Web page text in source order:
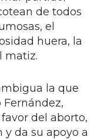
de todos
el
huera, la
matiz.
la que
Fernández,
del aborto,
y da su apoyo a